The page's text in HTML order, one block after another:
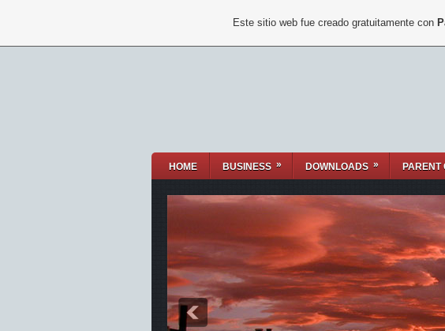
HOME BUSINESS » DOWNLOADS » PARENT
Este sitio web fue creado gratuitamente con